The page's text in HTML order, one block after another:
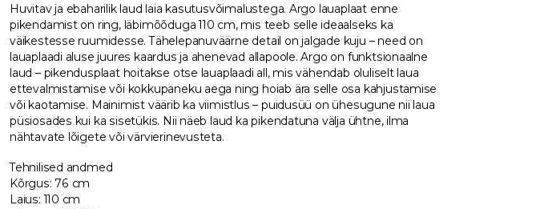
Huvitav ja ebaharilik laud laia kasutusvõimalustega. Argo lauaplaat enne
pikendamist on ring, läbimõõduga 110 cm, mis teeb selle ideaalseks ka
väikestesse ruumidesse. Tähelepanuväärne detail on jalgade kuju – need on
lauaplaadi aluse juures kaardus ja ahenevad allapoole. Argo on funktsionaalne
laud – pikendusplaat hoitakse otse lauaplaadi all, mis vähendab oluliselt laua
ettevalmistamise või kokkupaneku aega ning hoiab ära selle osa kahjustamise
või kaotamise. Mainimist väärib ka viimistlus – puidusüü on ühesugune nii laua
püsiosades kui ka sisetükis. Nii näeb laud ka pikendatuna välja ühtne, ilma
nähtavate lõigete või värvierinevusteta.
Tehnilised andmed
Kõrgus: 76 cm
Laius: 110 cm